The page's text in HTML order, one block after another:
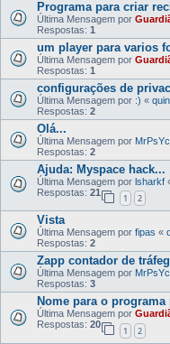
Programa para criar
Última Mensagem por
Respostas: 1
um player para varios
Última Mensagem por
Respostas: 1
configurações de
Última Mensagem por :) «
Respostas: 2
Olá...
Última Mensagem por
Respostas: 2
Ajuda: Myspace hack...
Última Mensagem por lsharkf
Respostas: 21
1 2
Vista
Última Mensagem por fipas «
Respostas: 2
Zapp contador de
Última Mensagem por
Respostas: 3
Nome para o
Última Mensagem por
Respostas: 20
1 2